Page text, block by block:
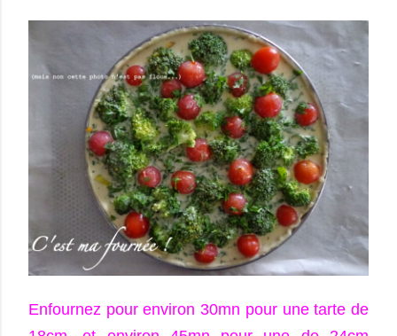
Enfournez pour environ 30mn pour une tarte de